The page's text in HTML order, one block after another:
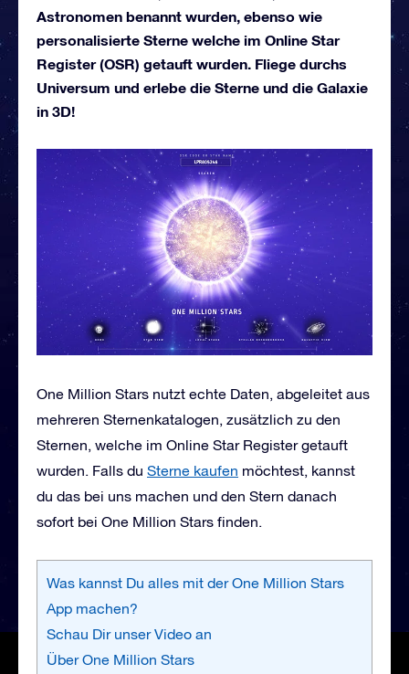
Astronomen benannt wurden, ebenso wie
personalisierte Sterne welche im Online Star
Register (OSR) getauft wurden. Fliege durchs
Universum und erlebe die Sterne und die Galaxie
in 3D!
One Million Stars nutzt echte Daten, abgeleitet aus
mehreren Sternenkatalogen, zusätzlich zu den
Sternen, welche im Online Star Register getauft
wurden. Falls du Sterne kaufen möchtest, kannst
du das bei uns machen und den Stern danach
sofort bei One Million Stars finden.
Was kannst Du alles mit der One Million Stars
App machen?
Schau Dir unser Video an
Über One Million Stars